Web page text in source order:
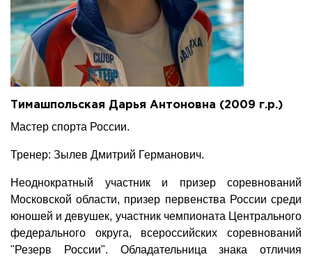
Тимашпольская Дарья Антоновна (2009 г.р.)
Мастер спорта России.
Тренер: Зылев Дмитрий Германович.
Неоднократный участник и призер соревнований
Московской области, призер первенства России среди
юношей и девушек, участник чемпионата Центрального
федерального округа, всероссийских соревнований
"Резерв России". Обладательница знака отличия